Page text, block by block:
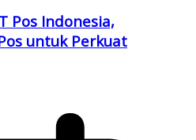
Pos Indonesia,
untuk Perkuat